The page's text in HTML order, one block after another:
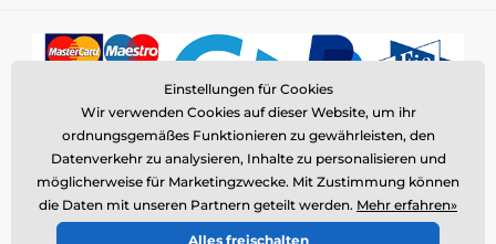
© 2026 www.elektro-halsbander.ch ⦁ E-Shop erstellt von
Einstellungen für Cookies
Wir verwenden Cookies auf dieser Website, um ihr
ordnungsgemäßes Funktionieren zu gewährleisten, den
Datenverkehr zu analysieren, Inhalte zu personalisieren und
möglicherweise für Marketingzwecke. Mit Zustimmung können
die Daten mit unseren Partnern geteilt werden. Mehr erfahren»
Alles freischalten